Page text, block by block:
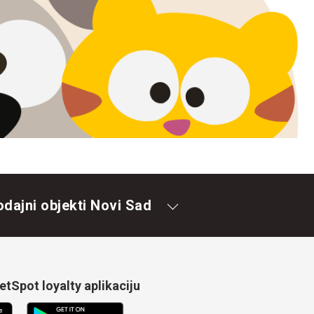
objekti Novi Sad
loyalty aplikaciju